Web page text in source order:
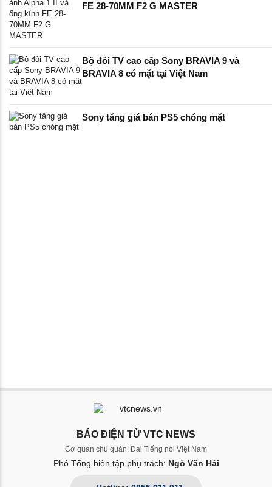
FE 28-70MM F2 G MASTER
Bộ đôi TV cao cấp Sony BRAVIA 9 và
BRAVIA 8 có mặt tại Việt Nam
Sony tăng giá bán PS5 chóng mặt
BÁO ĐIỆN TỬ VTC NEWS
Cơ quan chủ quản: Đài Tiếng nói Việt Nam
Phó Tổng biên tập phụ trách: Ngô Văn Hải